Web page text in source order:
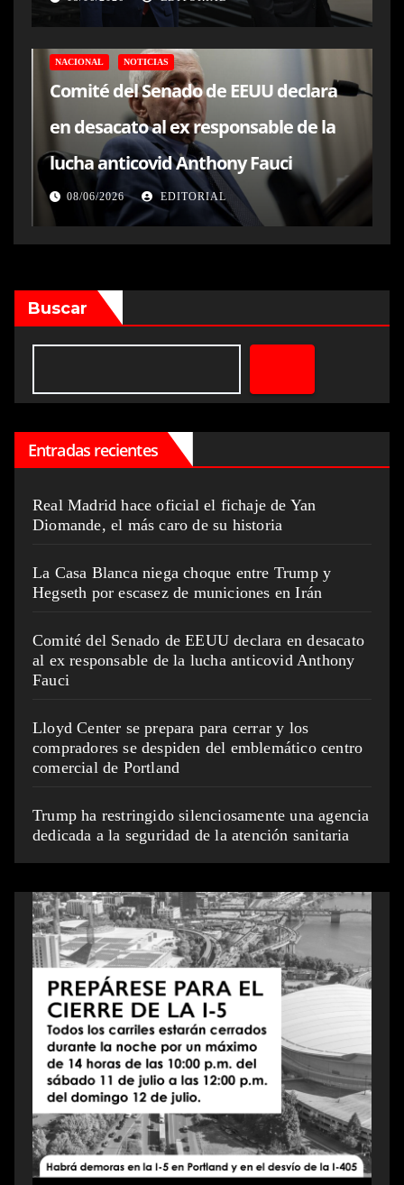
NACIONAL NOTICIAS
Comité del Senado de EEUU declara
en desacato al ex responsable de la
lucha anticovid Anthony Fauci
08/06/2026 EDITORIAL
Buscar
Entradas recientes
Real Madrid hace oficial el fichaje de Yan
Diomande, el más caro de su historia
La Casa Blanca niega choque entre Trump y
Hegseth por escasez de municiones en Irán
Comité del Senado de EEUU declara en desacato
al ex responsable de la lucha anticovid Anthony
Fauci
Lloyd Center se prepara para cerrar y los
compradores se despiden del emblemático centro
comercial de Portland
Trump ha restringido silenciosamente una agencia
dedicada a la seguridad de la atención sanitaria